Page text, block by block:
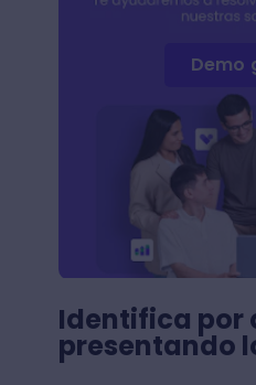
Demo
Identifica por
presentando